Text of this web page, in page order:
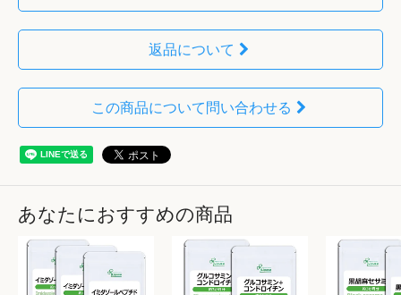
返品について
この商品について問い合わせる
あなたにおすすめの商品